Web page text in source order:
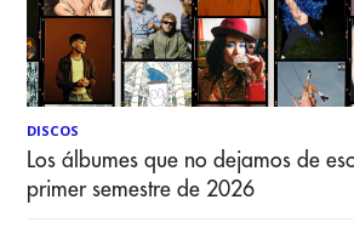
DISCOS
Los álbumes que no dejamos de
primer semestre de 2026